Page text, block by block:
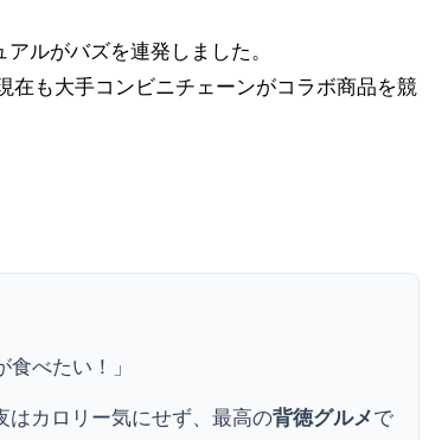
ルがバズを連発しました。
在も大手コンビニチェーンがコラボ商品を競
べたい！」
はカロリー気にせず、最高の背徳グルメで